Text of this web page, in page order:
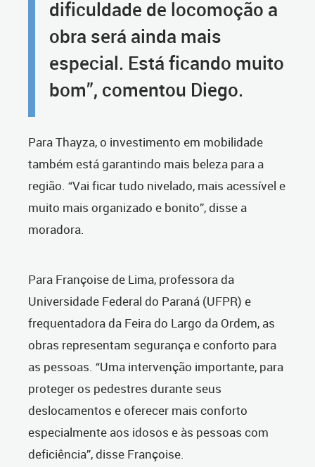
dificuldade de locomoção a
obra será ainda mais
especial. Está ficando muito
bom”, comentou Diego.
Para Thayza, o investimento em mobilidade
também está garantindo mais beleza para a
região. “Vai ficar tudo nivelado, mais acessível e
muito mais organizado e bonito”, disse a
moradora.
Para Françoise de Lima, professora da
Universidade Federal do Paraná (UFPR) e
frequentadora da Feira do Largo da Ordem, as
obras representam segurança e conforto para
as pessoas. “Uma intervenção importante, para
proteger os pedestres durante seus
deslocamentos e oferecer mais conforto
especialmente aos idosos e às pessoas com
deficiência”, disse Françoise.